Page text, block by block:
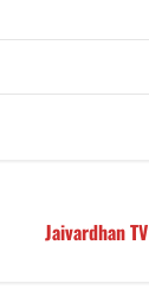
Jaivardhan TV